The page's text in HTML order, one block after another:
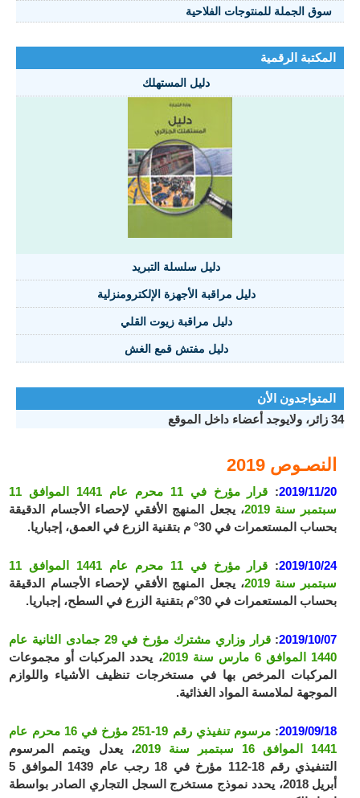
سوق الجملة للمنتوجات الفلاحية
المكتبة الرقمية
دليل المستهلك
دليل سلسلة التبريد
دليل مراقبة الأجهزة الإلكترومنزلية
دليل مراقبة زيوت القلي
دليل مفتش قمع الغش
المتواجدون الأن
34 زائر، ولايوجد أعضاء داخل الموقع
النصـوص 2019
2019/11/20
:
قرار مؤرخ في 11 محرم عام 1441 الموافق 11
سبتمبر سنة 2019
، يجعل المنهج الأفقي لإحصاء الأجسام الدقيقة
بحساب المستعمرات في 30° م بتقنية الزرع في العمق، إجباريا.
2019/10/24
:
قرار مؤرخ في 11 محرم عام 1441 الموافق 11
سبتمبر سنة 2019
، يجعل المنهج الأفقي لإحصاء الأجسام الدقيقة
بحساب المستعمرات في 30°م بتقنية الزرع في السطح، إجباريا.
2019/10/07
:
قرار وزاري مشترك مؤرخ في 29 جمادى الثانية عام
1440 الموافق 6 مارس سنة 2019
، يحدد المركبات أو مجموعات
المركبات المرخص بها في مستخرجات تنظيف الأشياء واللوازم
الموجهة لملامسة المواد الغذائية.
2019/09/18
:
مرسوم تنفيذي رقم 19-251 مؤرخ في 16 محرم عام
1441 الموافق 16 سبتمبر سنة 2019
، يعدل ويتمم المرسوم
التنفيذي رقم 18-112 مؤرخ في 18 رجب عام 1439 الموافق 5
أبريل 2018، يحدد نموذج مستخرج السجل التجاري الصادر بواسطة